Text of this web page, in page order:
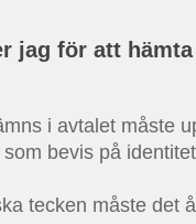
jag för att
i avtalet måste
bevis på
tecken måste det